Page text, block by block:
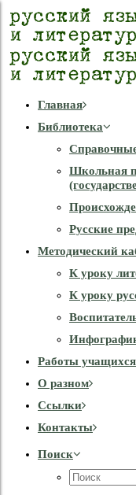
Главная
Библиотека
Школьная
Русские
Методический
К уроку
К уроку
Работы учащихся
О разном
Cсылки
Контакты
Поиск